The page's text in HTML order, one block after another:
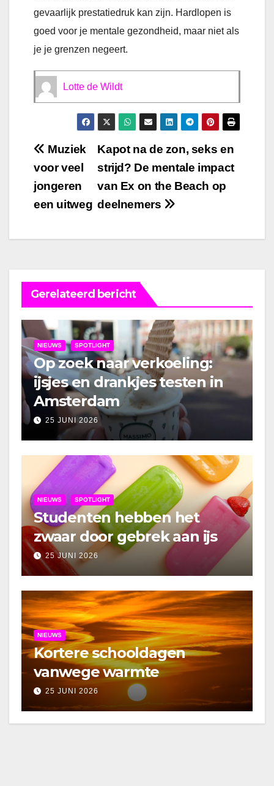
gevaarlijk prestatiedruk kan zijn. Hardlopen is
goed voor je mentale gezondheid, maar niet als
je je grenzen negeert.
Lotte de Wildt
Bericht
navigatie
Kapot na de zon, seks en
strijd? De mentale impact
van Ex on the Beach op
deelnemers
Muziek
voor veel
jongeren
een uitweg
Gerelateerd bericht
NIEUWS SPOTLIGHT
Op zoek naar verkoeling:
ijsjes en drankjes testen in
Amsterdam
25 JUNI 2026
NIEUWS SPOTLIGHT
Studenten hebben het
zwaar door gebrek aan ijs
25 JUNI 2026
NIEUWS
Kortere schooldagen
vanwege warmte
25 JUNI 2026